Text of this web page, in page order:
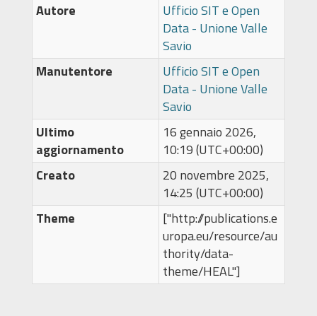
Autore
Ufficio SIT e Open
Data - Unione Valle
Savio
Manutentore
Ufficio SIT e Open
Data - Unione Valle
Savio
Ultimo
aggiornamento
16 gennaio 2026,
10:19 (UTC+00:00)
Creato
20 novembre 2025,
14:25 (UTC+00:00)
Theme
["http://publications.e
uropa.eu/resource/au
thority/data-
theme/HEAL"]